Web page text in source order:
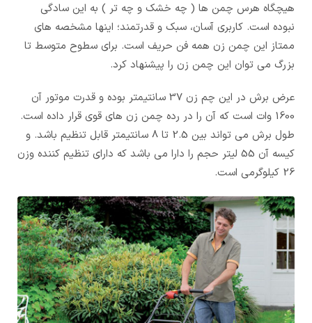
هیچگاه هرس چمن ها ( چه خشک و چه تر ) به این سادگی
نبوده است. کاربری آسان، سبک و قدرتمند؛ اینها مشخصه های
ممتاز این چمن زن همه فن حریف است. برای سطوح متوسط تا
بزرگ می توان این چمن زن را پیشنهاد کرد.
عرض برش در این چم زن 37 سانتیمتر بوده و قدرت موتور آن
1600 وات است که آن را در رده چمن زن های قوی قرار داده است.
طول برش می تواند بین 2.5 تا 8 سانتیمتر قابل تنظیم باشد. و
کیسه آن 55 لیتر حجم را دارا می باشد که دارای تنظیم کننده وزن
26 کیلوگرمی است.